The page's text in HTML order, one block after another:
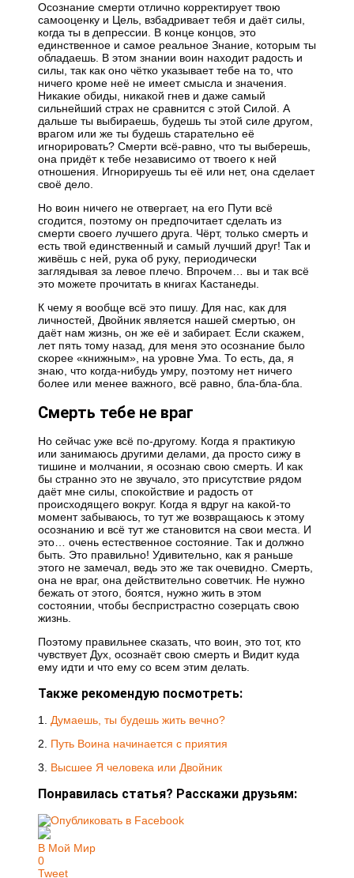
Осознание смерти отлично корректирует твою
самооценку и Цель, взбадривает тебя и даёт силы,
когда ты в депрессии. В конце концов, это
единственное и самое реальное Знание, которым ты
обладаешь. В этом знании воин находит радость и
силы, так как оно чётко указывает тебе на то, что
ничего кроме неё не имеет смысла и значения.
Никакие обиды, никакой гнев и даже самый
сильнейший страх не сравнится с этой Силой. А
дальше ты выбираешь, будешь ты этой силе другом,
врагом или же ты будешь старательно её
игнорировать? Смерти всё-равно, что ты выберешь,
она придёт к тебе независимо от твоего к ней
отношения. Игнорируешь ты её или нет, она сделает
своё дело.
Но воин ничего не отвергает, на его Пути всё
сгодится, поэтому он предпочитает сделать из
смерти своего лучшего друга. Чёрт, только смерть и
есть твой единственный и самый лучший друг! Так и
живёшь с ней, рука об руку, периодически
заглядывая за левое плечо. Впрочем… вы и так всё
это можете прочитать в книгах Кастанеды.
К чему я вообще всё это пишу. Для нас, как для
личностей, Двойник является нашей смертью, он
даёт нам жизнь, он же её и забирает. Если скажем,
лет пять тому назад, для меня это осознание было
скорее «книжным», на уровне Ума. То есть, да, я
знаю, что когда-нибудь умру, поэтому нет ничего
более или менее важного, всё равно, бла-бла-бла.
Смерть тебе не враг
Но сейчас уже всё по-другому. Когда я практикую
или занимаюсь другими делами, да просто сижу в
тишине и молчании, я осознаю свою смерть. И как
бы странно это не звучало, это присутствие рядом
даёт мне силы, спокойствие и радость от
происходящего вокруг. Когда я вдруг на какой-то
момент забываюсь, то тут же возвращаюсь к этому
осознанию и всё тут же становится на свои места. И
это… очень естественное состояние. Так и должно
быть. Это правильно! Удивительно, как я раньше
этого не замечал, ведь это же так очевидно. Смерть,
она не враг, она действительно советчик. Не нужно
бежать от этого, боятся, нужно жить в этом
состоянии, чтобы беспристрастно созерцать свою
жизнь.
Поэтому правильнее сказать, что воин, это тот, кто
чувствует Дух, осознаёт свою смерть и Видит куда
ему идти и что ему со всем этим делать.
Также рекомендую посмотреть:
1. Думаешь, ты будешь жить вечно?
2. Путь Воина начинается с приятия
3. Высшее Я человека или Двойник
Понравилась статья? Расскажи друзьям:
В Мой Мир
0
Tweet